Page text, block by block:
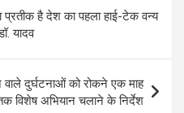
m
प्रतीक है देश का पहला हाई-टेक वन्य
यादव
दुर्घटनाओं को रोकने एक माह
विशेष अभियान चलाने के निर्देश